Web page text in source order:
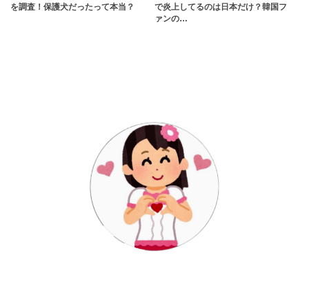
を調査！保護犬だったって本当？
で炎上してるのは日本だけ？韓国フ
ァンの…